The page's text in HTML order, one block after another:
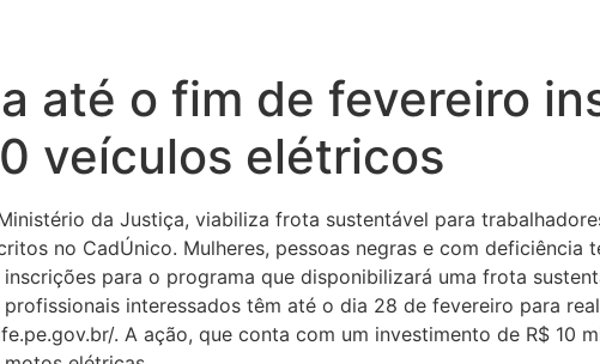
até o fim de fevereiro
veículos elétricos
da Justiça, viabiliza frota sustentável para
no CadÚnico. Mulheres, pessoas negras e com deficiência
para o programa que disponibilizará uma frota
interessados têm até o dia 28 de fevereiro para
. A ação, que conta com um investimento de R$ 10